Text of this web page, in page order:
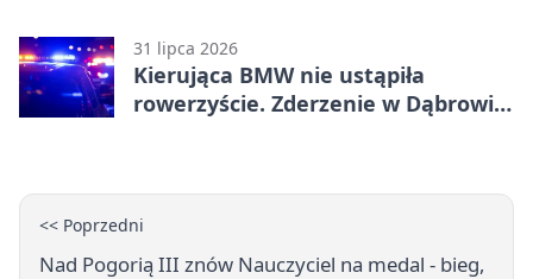
31 lipca 2026
Kierująca BMW nie ustąpiła
rowerzyście. Zderzenie w Dąbrowie
<< Poprzedni
Nad Pogorią III znów Nauczyciel na medal - bieg,